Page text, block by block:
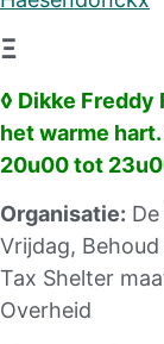
Ξ
◊ Dikke Freddy
het warme
20u00 tot
Organisatie:
Vrijdag,
Tax Shelter
Overheid